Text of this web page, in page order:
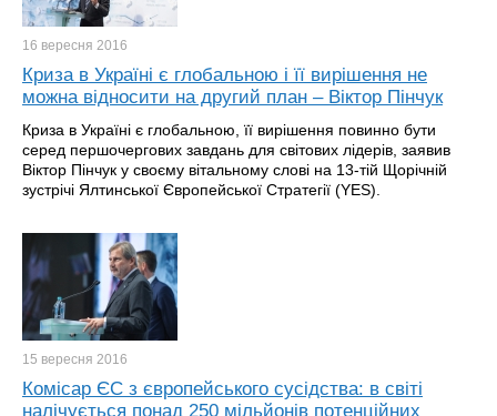
16 вересня 2016
Криза в Україні є глобальною і її вирішення не
можна відносити на другий план – Віктор Пінчук
Криза в Україні є глобальною, її вирішення повинно бути
серед першочергових завдань для світових лідерів, заявив
Віктор Пінчук у своєму вітальному слові на 13-тій Щорічній
зустрічі Ялтинської Європейської Стратегії (YES).
15 вересня 2016
Комісар ЄС з європейського сусідства: в світі
налічується понад 250 мільйонів потенційних